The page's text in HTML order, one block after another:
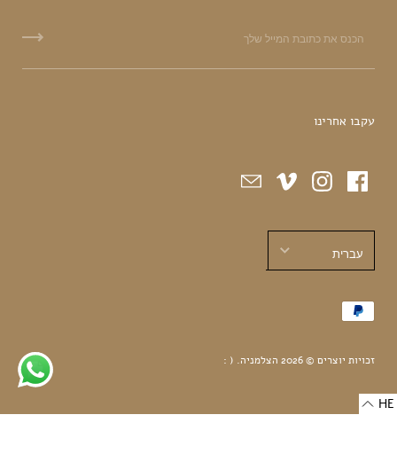
עקבו אחרינו
עברית
זכויות יוצרים © 2026 הצלמניה.
( :
HE